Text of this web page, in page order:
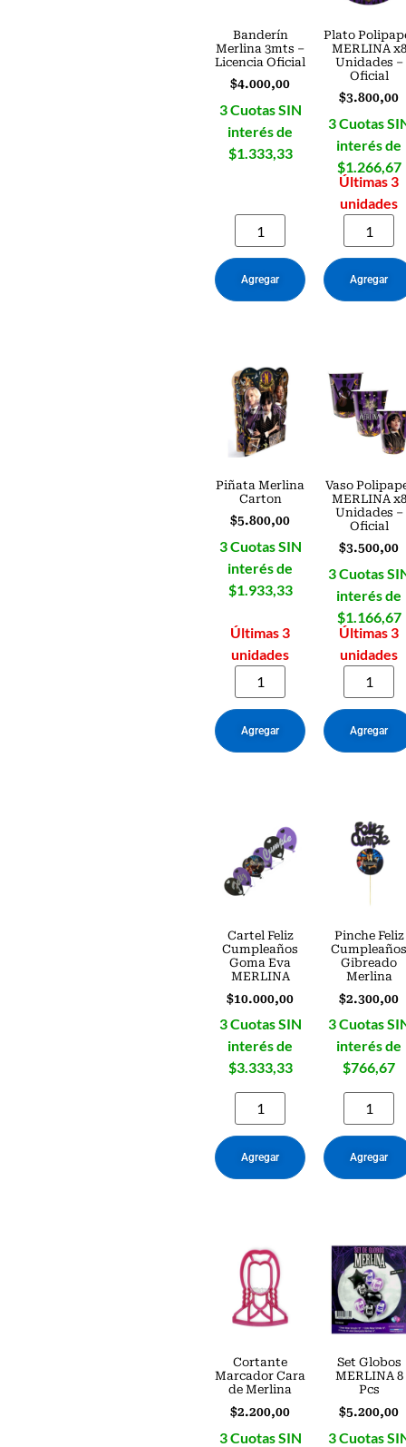
Banderín
Merlina 3mts –
Licencia Oficial
$4.000,00
3 Cuotas SIN
interés de
$1.333,33
Agregar
Plato
MERLINA x8
Unidades –
Oficial
$3.800,00
3 Cuotas
interés de
$1.266,67
Últimas 3
unidades
Agregar
Piñata Merlina
Carton
$5.800,00
3 Cuotas SIN
interés de
$1.933,33
Últimas 3
unidades
Agregar
Vaso
MERLINA x8
Unidades –
Oficial
$3.500,00
3 Cuotas
interés de
$1.166,67
Últimas 3
unidades
Agregar
Cartel Feliz
Cumpleaños
Goma Eva
MERLINA
$10.000,00
3 Cuotas SIN
interés de
$3.333,33
Agregar
Pinche Feliz
Gibreado
Merlina
$2.300,00
3 Cuotas
interés de
$766,67
Agregar
Cortante
Marcador Cara
de Merlina
$2.200,00
3 Cuotas SIN
Set Globos
MERLINA 8
Pcs
$5.200,00
3 Cuotas